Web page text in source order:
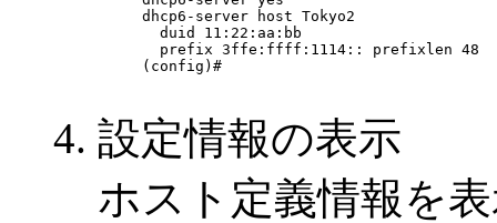
dhcp6-server host Tokyo2
  duid 11:22:aa:bb
  prefix 3ffe:ffff:1114:: prefixlen 48
(config)#
設定情報の表示
ホスト定義情報を